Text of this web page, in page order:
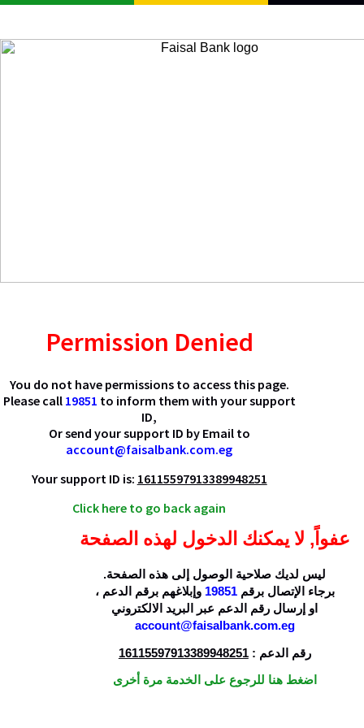
Permission Denied
You do not have permissions to access this page.
Please call 19851 to inform them with your support
ID,
Or send your support ID by Email to
account@faisalbank.com.eg
Your support ID is: 16115597913389948251
Click here to go back again
عفواً, لا يمكنك الدخول لهذه الصفحة
ليس لديك صلاحية الوصول إلى هذه الصفحة.
برجاء الإتصال برقم19851 وإبلاغهم برقم الدعم،
او إرسال رقم الدعم عبر البريد الالكتروني
account@faisalbank.com.eg
رقم الدعم :16115597913389948251
اضغط هنا للرجوع على الخدمة مرة أخرى